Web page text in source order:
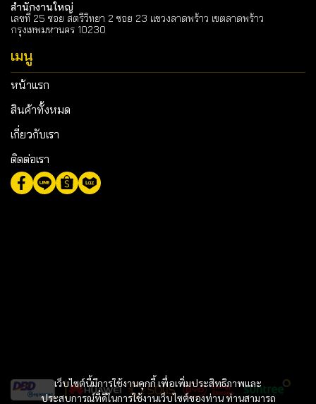
เว็บไซต์นี้มีการใช้งานคุกกี้ เพื่อเพิ่มประสิทธิภาพและ
ประสบการณ์ที่ดีในการใช้งานเว็บไซต์ของท่าน ท่านสามารถ
สำนักงานใหญ่
เลขที่ 25 ซอย สตรีวิทยา 2 ซอย 23 แขวงลาดพร้าว เขตลาดพร้าว
กรุงเทพมหานคร 10230
เมนู
หน้าแรก
สินค้าทั้งหมด
เกี่ยวกับเรา
ติดต่อเรา